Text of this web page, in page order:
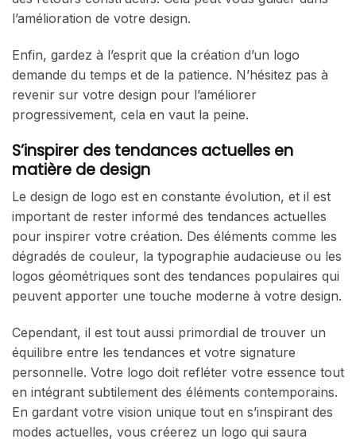
l’amélioration de votre design.
Enfin, gardez à l’esprit que la création d’un logo
demande du temps et de la patience. N’hésitez pas à
revenir sur votre design pour l’améliorer
progressivement, cela en vaut la peine.
S’inspirer des tendances actuelles en
matière de design
Le design de logo est en constante évolution, et il est
important de rester informé des tendances actuelles
pour inspirer votre création. Des éléments comme les
dégradés de couleur, la typographie audacieuse ou les
logos géométriques sont des tendances populaires qui
peuvent apporter une touche moderne à votre design.
Cependant, il est tout aussi primordial de trouver un
équilibre entre les tendances et votre signature
personnelle. Votre logo doit refléter votre essence tout
en intégrant subtilement des éléments contemporains.
En gardant votre vision unique tout en s’inspirant des
modes actuelles, vous créerez un logo qui saura